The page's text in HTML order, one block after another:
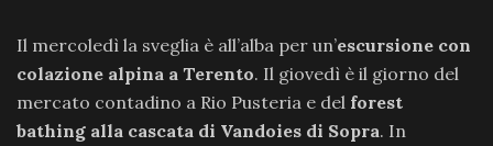
Il mercoledì la sveglia è all’alba per un’escursione con
colazione alpina a Terento. Il giovedì è il giorno del
mercato contadino a Rio Pusteria e del forest
bathing alla cascata di Vandoies di Sopra. In